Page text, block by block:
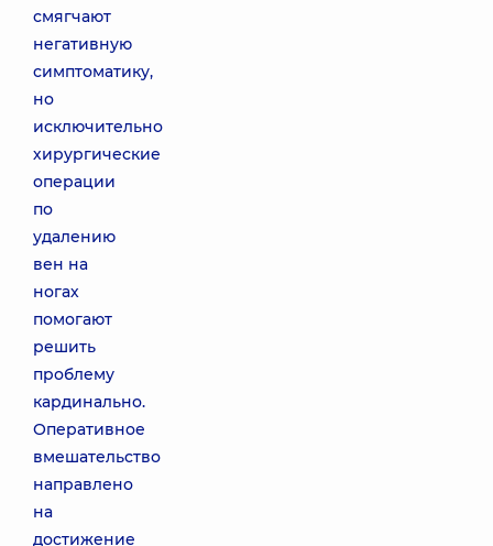
смягчают
негативную
симптоматику,
но
исключительно
хирургические
операции
по
удалению
вен на
ногах
помогают
решить
проблему
кардинально.
Оперативное
вмешательство
направлено
на
достижение